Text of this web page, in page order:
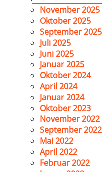
nach:
November 2025
Oktober 2025
September 2025
Juli 2025
Juni 2025
Januar 2025
Oktober 2024
April 2024
Januar 2024
Oktober 2023
November 2022
September 2022
Mai 2022
April 2022
Februar 2022